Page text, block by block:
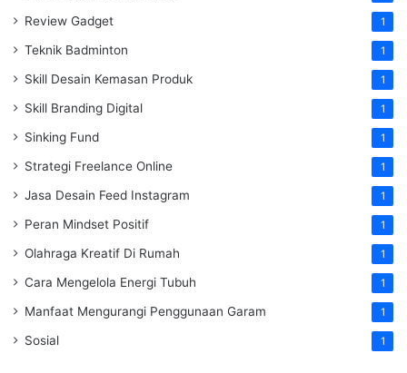
Review Gadget 1
Teknik Badminton 1
Skill Desain Kemasan Produk 1
Skill Branding Digital 1
Sinking Fund 1
Strategi Freelance Online 1
Jasa Desain Feed Instagram 1
Peran Mindset Positif 1
Olahraga Kreatif Di Rumah 1
Cara Mengelola Energi Tubuh 1
Manfaat Mengurangi Penggunaan Garam 1
Sosial 1